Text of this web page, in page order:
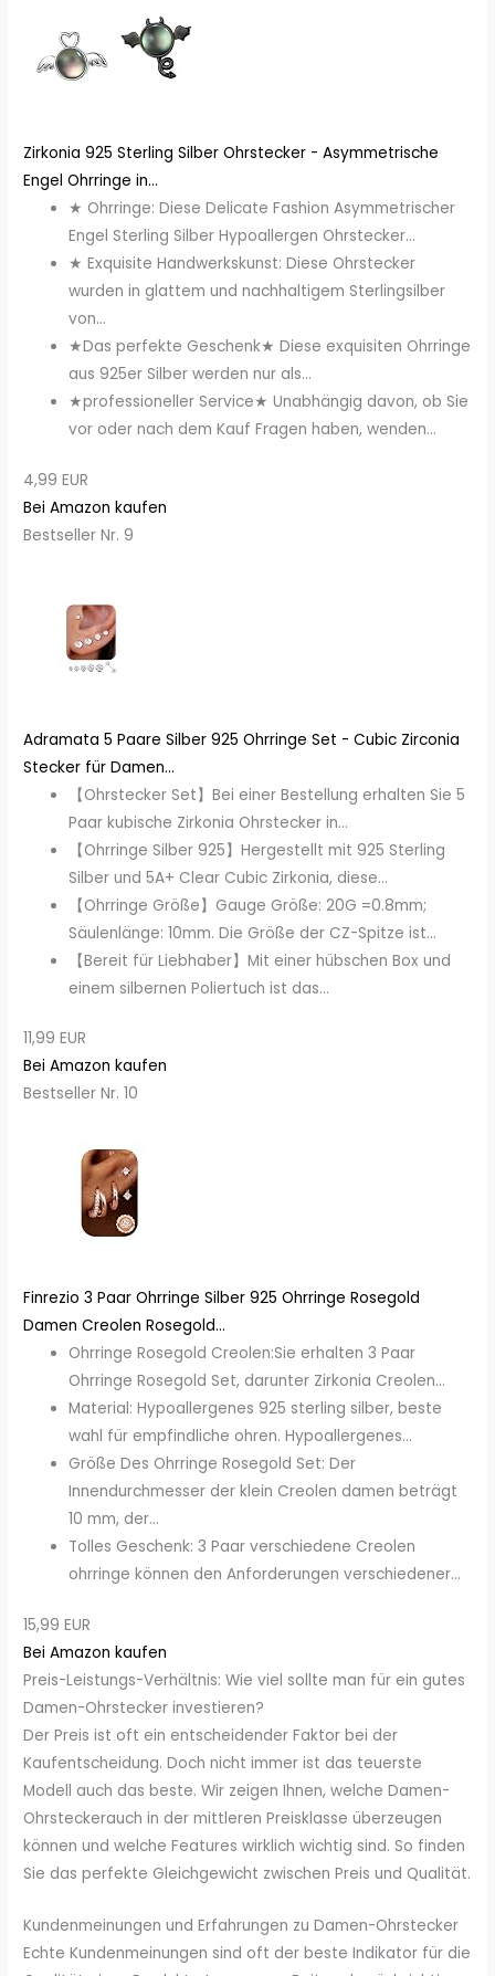
Zirkonia 925 Sterling Silber Ohrstecker - Asymmetrische
Engel Ohrringe in...
★ Ohrringe: Diese Delicate Fashion Asymmetrischer
Engel Sterling Silber Hypoallergen Ohrstecker...
★ Exquisite Handwerkskunst: Diese Ohrstecker
wurden in glattem und nachhaltigem Sterlingsilber
von...
★Das perfekte Geschenk★ Diese exquisiten Ohrringe
aus 925er Silber werden nur als...
★professioneller Service★ Unabhängig davon, ob Sie
vor oder nach dem Kauf Fragen haben, wenden...
4,99 EUR
Bei Amazon kaufen
Bestseller Nr. 9
Adramata 5 Paare Silber 925 Ohrringe Set - Cubic Zirconia
Stecker für Damen...
【Ohrstecker Set】Bei einer Bestellung erhalten Sie 5
Paar kubische Zirkonia Ohrstecker in...
【Ohrringe Silber 925】Hergestellt mit 925 Sterling
Silber und 5A+ Clear Cubic Zirkonia, diese...
【Ohrringe Größe】Gauge Größe: 20G =0.8mm;
Säulenlänge: 10mm. Die Größe der CZ-Spitze ist...
【Bereit für Liebhaber】Mit einer hübschen Box und
einem silbernen Poliertuch ist das...
11,99 EUR
Bei Amazon kaufen
Bestseller Nr. 10
Finrezio 3 Paar Ohrringe Silber 925 Ohrringe Rosegold
Damen Creolen Rosegold...
Ohrringe Rosegold Creolen:Sie erhalten 3 Paar
Ohrringe Rosegold Set, darunter Zirkonia Creolen...
Material: Hypoallergenes 925 sterling silber, beste
wahl für empfindliche ohren. Hypoallergenes...
Größe Des Ohrringe Rosegold Set: Der
Innendurchmesser der klein Creolen damen beträgt
10 mm, der...
Tolles Geschenk: 3 Paar verschiedene Creolen
ohrringe können den Anforderungen verschiedener...
15,99 EUR
Bei Amazon kaufen
Preis-Leistungs-Verhältnis: Wie viel sollte man für ein gutes
Damen-Ohrstecker investieren?
Der Preis ist oft ein entscheidender Faktor bei der
Kaufentscheidung. Doch nicht immer ist das teuerste
Modell auch das beste. Wir zeigen Ihnen, welche Damen-
Ohrsteckerauch in der mittleren Preisklasse überzeugen
können und welche Features wirklich wichtig sind. So finden
Sie das perfekte Gleichgewicht zwischen Preis und Qualität.
Kundenmeinungen und Erfahrungen zu Damen-Ohrstecker
Echte Kundenmeinungen sind oft der beste Indikator für die